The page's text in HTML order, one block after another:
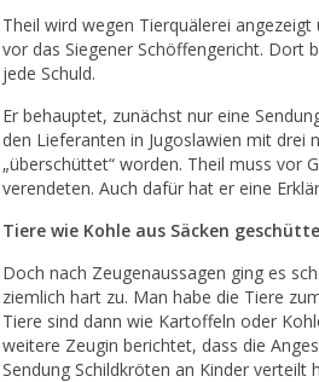
Theil wird wegen Tierquälerei
vor das Siegener Schöffengericht. Dort
jede Schuld.
Er behauptet, zunächst nur eine
den Lieferanten in Jugoslawien mit drei
„überschüttet“ worden. Theil muss vor
verendeten. Auch dafür hat er eine
Tiere wie Kohle aus Säcken
Doch nach Zeugenaussagen ging es
ziemlich hart zu. Man habe die Tiere
Tiere sind dann wie Kartoffeln oder
weitere Zeugin berichtet, dass die
Sendung Schildkröten an Kinder